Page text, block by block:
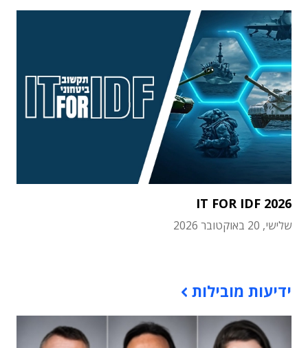
IT FOR IDF 2026
שלישי, 20 באוקטובר 2026
ידיעות מובילות